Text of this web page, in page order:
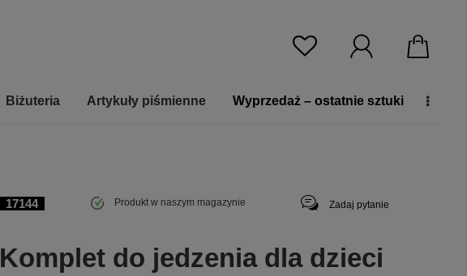
Biżuteria Artykuły piśmienne Wyprzedaż – ostatnie sztuki
17144 Produkt w naszym magazynie Zadaj pytanie
Komplet do jedzenia dla dzieci